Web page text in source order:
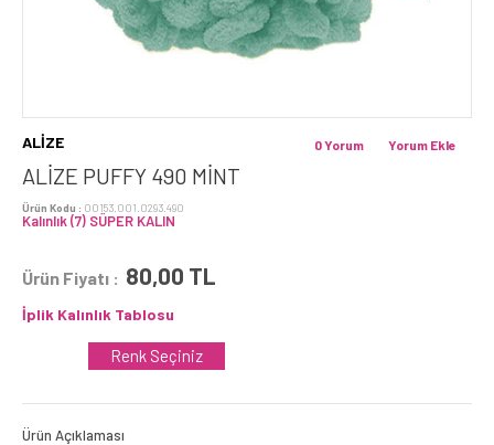
ALİZE
ALİZE PUFFY 490 MINT
Ürün Kodu : 00153.001.0293.490
Kalınlık (7) SÜPER KALIN
Yorum Ekle
0 Yorum
Ürün Fiyatı : 80,00 TL
İplik Kalınlık Tablosu
Renk Seçiniz
Ürün Açıklaması